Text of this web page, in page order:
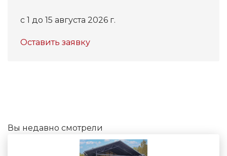
c 1 до 15 августа 2026 г.
Оставить заявку
Вы недавно смотрели